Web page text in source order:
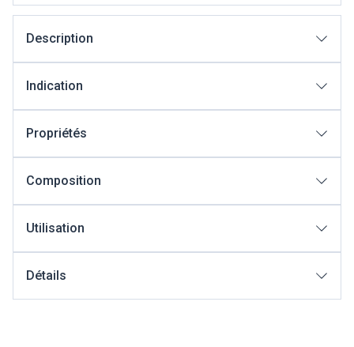
Description
Indication
Propriétés
Composition
Utilisation
Détails